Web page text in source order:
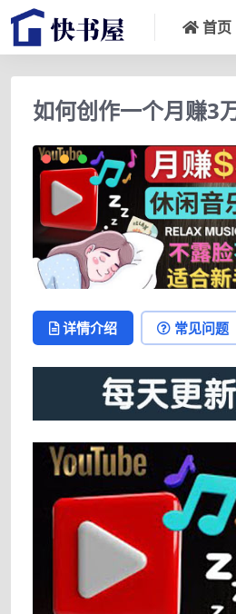
首页
如何创作一个月赚3
详情介绍 常见问题